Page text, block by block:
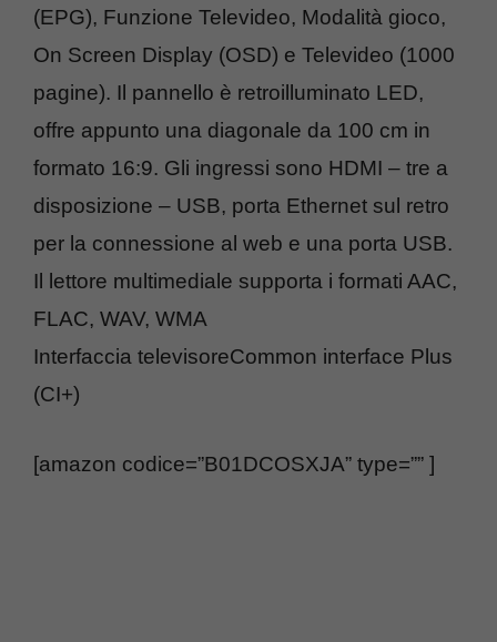
(EPG), Funzione Televideo, Modalità gioco,
On Screen Display (OSD) e Televideo (1000
pagine). Il pannello è retroilluminato LED,
offre appunto una diagonale da 100 cm in
formato 16:9. Gli ingressi sono HDMI – tre a
disposizione – USB, porta Ethernet sul retro
per la connessione al web e una porta USB.
Il lettore multimediale supporta i formati AAC,
FLAC, WAV, WMA
Interfaccia televisoreCommon interface Plus
(CI+)
[amazon codice=”B01DCOSXJA” type=”” ]